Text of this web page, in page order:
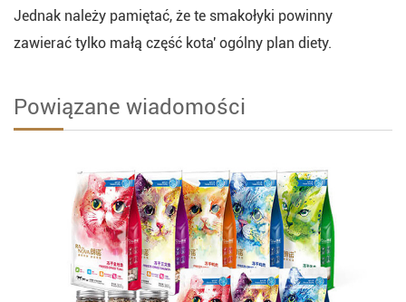
Jednak należy pamiętać, że te smakołyki powinny
zawierać tylko małą część kota' ogólny plan diety.
Powiązane wiadomości